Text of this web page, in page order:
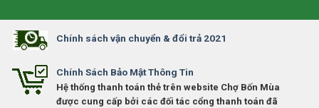
Chính sách vận chuyển & đổi trả 2021
Chính Sách Bảo Mật Thông Tin
Hệ thống thanh toán thẻ trên website Chợ Bốn Mùa
được cung cấp bởi các đối tác cổng thanh toán đã